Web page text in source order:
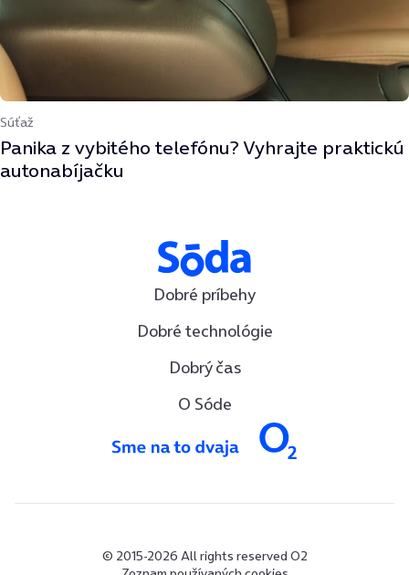
Súťaž
Panika z vybitého telefónu? Vyhrajte praktickú
autonabíjačku
Dobré príbehy
Dobré technológie
Dobrý čas
O Sóde
© 2015-2026 All rights reserved O2